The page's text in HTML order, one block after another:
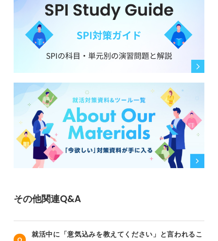
その他関連Q&A
就活中に「意気込みを教えてください」と言われるこ